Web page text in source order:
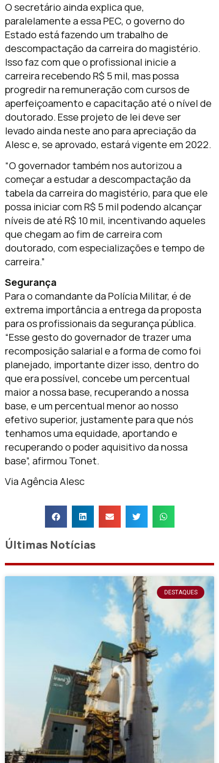
O secretário ainda explica que,
paralelamente a essa PEC, o governo do
Estado está fazendo um trabalho de
descompactação da carreira do magistério.
Isso faz com que o profissional inicie a
carreira recebendo R$ 5 mil, mas possa
progredir na remuneração com cursos de
aperfeiçoamento e capacitação até o nível de
doutorado. Esse projeto de lei deve ser
levado ainda neste ano para apreciação da
Alesc e, se aprovado, estará vigente em 2022.
“O governador também nos autorizou a
começar a estudar a descompactação da
tabela da carreira do magistério, para que ele
possa iniciar com R$ 5 mil podendo alcançar
níveis de até R$ 10 mil, incentivando aqueles
que chegam ao fim de carreira com
doutorado, com especializações e tempo de
carreira.”
Segurança
Para o comandante da Polícia Militar, é de
extrema importância a entrega da proposta
para os profissionais da segurança pública.
“Esse gesto do governador de trazer uma
recomposição salarial e a forma de como foi
planejado, importante dizer isso, dentro do
que era possível, concebe um percentual
maior a nossa base, recuperando a nossa
base, e um percentual menor ao nosso
efetivo superior, justamente para que nós
tenhamos uma equidade, aportando e
recuperando o poder aquisitivo da nossa
base”, afirmou Tonet.
Via Agência Alesc
Últimas Notícias
DESTAQUES